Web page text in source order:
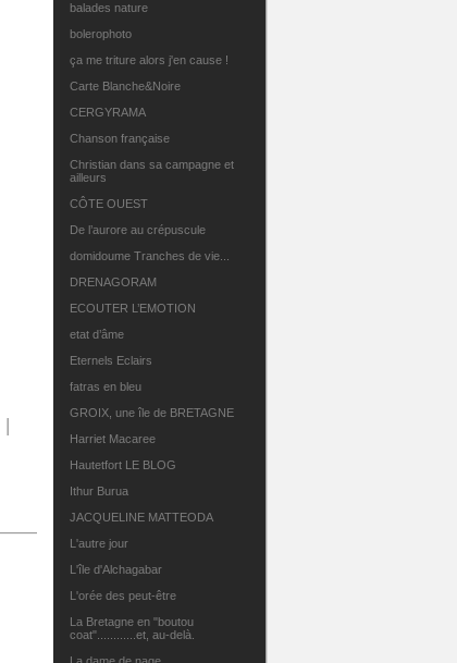
balades nature
bolerophoto
ça me triture alors j'en cause !
Carte Blanche&Noire
CERGYRAMA
Chanson française
Christian dans sa campagne et
ailleurs
CÔTE OUEST
De l’aurore au crépuscule
domidoume Tranches de vie...
DRENAGORAM
ECOUTER L’EMOTION
etat d’âme
Eternels Eclairs
fatras en bleu
GROIX, une île de BRETAGNE
Harriet Macaree
Hautetfort LE BLOG
Ithur Burua
JACQUELINE MATTEODA
L'autre jour
L'île d'Alchagabar
L'orée des peut-être
La Bretagne en "boutou
coat"............et, au-delà.